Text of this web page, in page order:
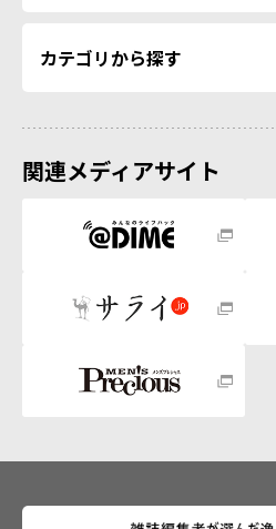
カテゴリから探す
関連メディアサイト